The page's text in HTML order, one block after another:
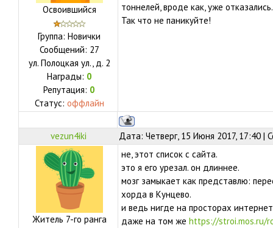
Освоившийся
Группа: Новички
Сообщений: 27
ул. Полоцкая ул., д. 2
Награды: 0
Репутация: 0
Статус: оффлайн
тоннелей, вроде как, уже отказались.
Так что не паникуйте!
vezun4iki Дата: Четверг, 15 Июня 2017, 17:40 |
Житель 7-го ранга
не, этот список с сайта.
это я его урезал. он длиннее.
мозг замыкает как представлю:
хорда в Кунцево.
и ведь нигде на просторах
даже на том же https://stroi.mos.ru/